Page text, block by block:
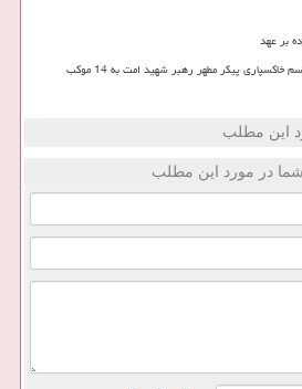
بر عهد
پیکر مطهر رهبر شهید امت به 14 موکب
این مطلب
در مورد این مطلب